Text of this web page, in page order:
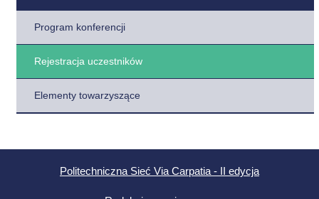
Program konferencji
Rejestracja uczestników
Elementy towarzyszące
Politechniczna Sieć Via Carpatia - II edycja